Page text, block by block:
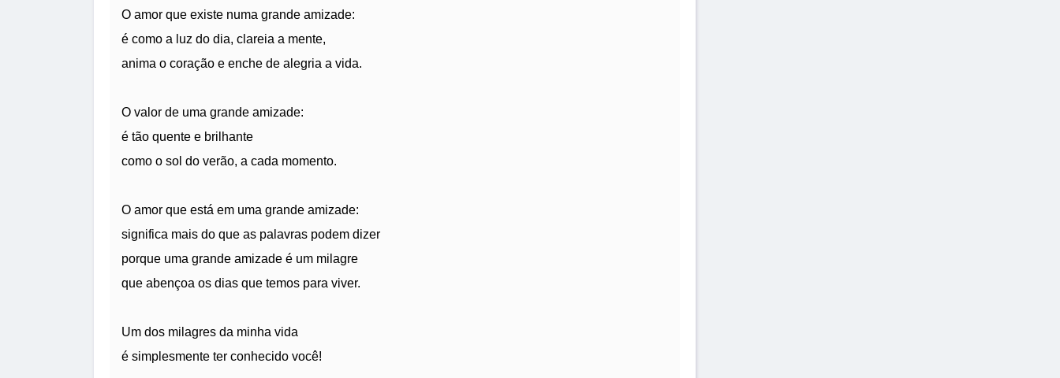
O amor que existe numa grande amizade:
é como a luz do dia, clareia a mente,
anima o coração e enche de alegria a vida.
O valor de uma grande amizade:
é tão quente e brilhante
como o sol do verão, a cada momento.
O amor que está em uma grande amizade:
significa mais do que as palavras podem dizer
porque uma grande amizade é um milagre
que abençoa os dias que temos para viver.
Um dos milagres da minha vida
é simplesmente ter conhecido você!